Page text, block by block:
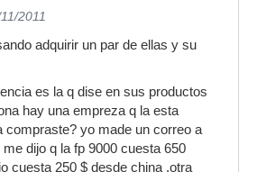
2011
adquirir un par de ellas y su
es la q dise en sus productos
hay una empreza q la esta
compraste? yo made un correo a
dijo q la fp 9000 cuesta 650
cuesta 250 $ desde china ,otra